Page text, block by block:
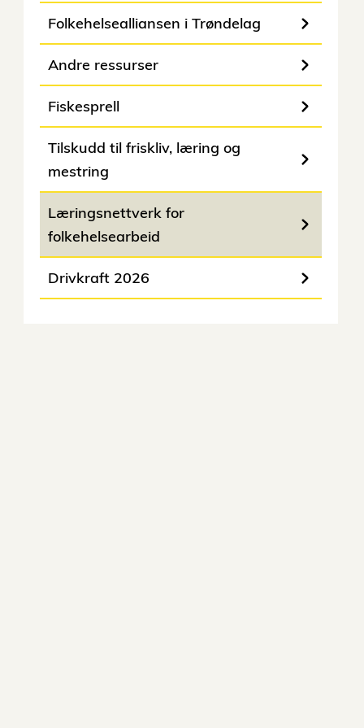
Folkehelsealliansen i Trøndelag
Andre ressurser
Fiskesprell
Tilskudd til friskliv, læring og
mestring
Læringsnettverk for
folkehelsearbeid
Drivkraft 2026